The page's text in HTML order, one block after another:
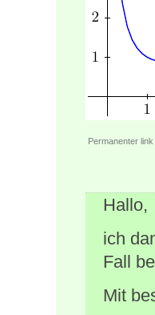
Permanenter link
Hallo,
ich
Fall
Mit